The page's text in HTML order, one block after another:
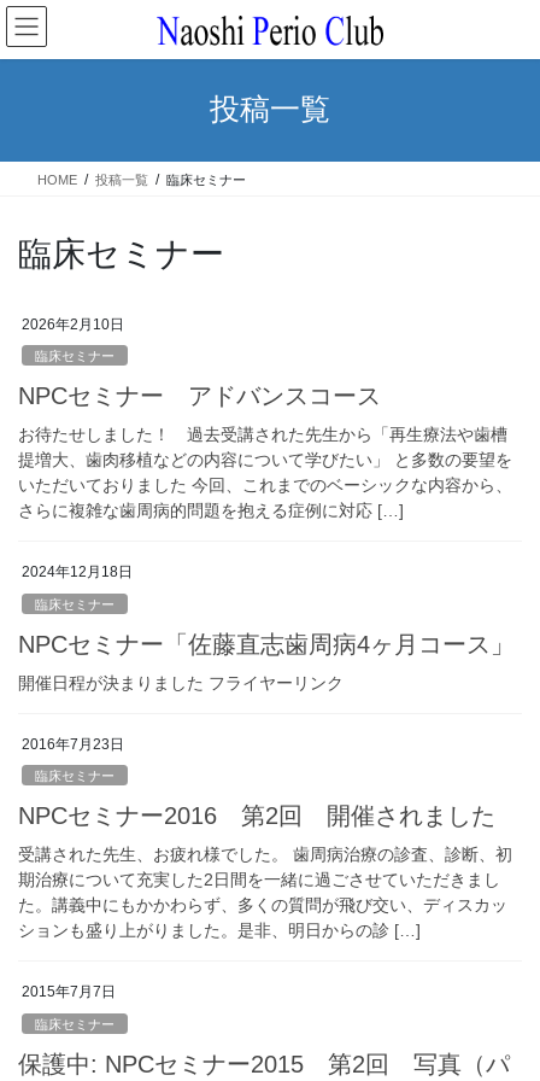
コ
ン
テ
ス
ナ
ビ
ゲ
ン
投稿一覧
HOME 投稿一覧 臨床セミナー
臨床セミナー
2026年2月10日
臨床セミナー
NPCセミナー アドバンスコース
お待たせしました！ 過去受講された先生から「再生療法や歯槽
提増大、歯肉移植などの内容について学びたい」 と多数の要望を
いただいておりました 今回、これまでのベーシックな内容から、
さらに複雑な歯周病的問題を抱える症例に対応 […]
2024年12月18日
臨床セミナー
NPCセミナー「佐藤直志歯周病4ヶ月コース」
開催日程が決まりました フライヤーリンク
2016年7月23日
臨床セミナー
NPCセミナー2016 第2回 開催されました
受講された先生、お疲れ様でした。 歯周病治療の診査、診断、初
期治療について充実した2日間を一緒に過ごさせていただきまし
た。講義中にもかかわらず、多くの質問が飛び交い、ディスカッ
ションも盛り上がりました。是非、明日からの診 […]
2015年7月7日
臨床セミナー
保護中: NPCセミナー2015 第2回 写真（パ